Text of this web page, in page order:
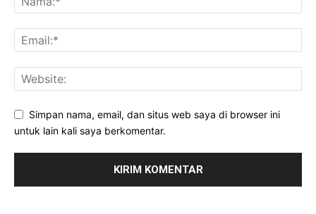
Simpan nama, email, dan situs web saya di browser ini
untuk lain kali saya berkomentar.